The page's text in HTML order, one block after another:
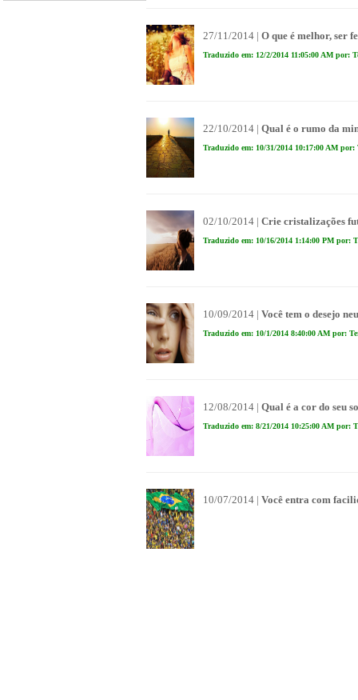
27/11/2014 | O que é melhor, ser
Traduzido em: 12/2/2014 11:05:00 AM por:
22/10/2014 | Qual é o rumo da
Traduzido em: 10/31/2014 10:17:00 AM
02/10/2014 | Crie cristalizações
Traduzido em: 10/16/2014 1:14:00 PM por:
10/09/2014 | Você tem o desejo
Traduzido em: 10/1/2014 8:40:00 AM por:
12/08/2014 | Qual é a cor do seu
Traduzido em: 8/21/2014 10:25:00 AM por:
10/07/2014 | Você entra com